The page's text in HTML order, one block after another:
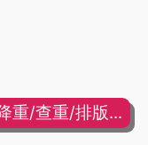
重/查重/排版...